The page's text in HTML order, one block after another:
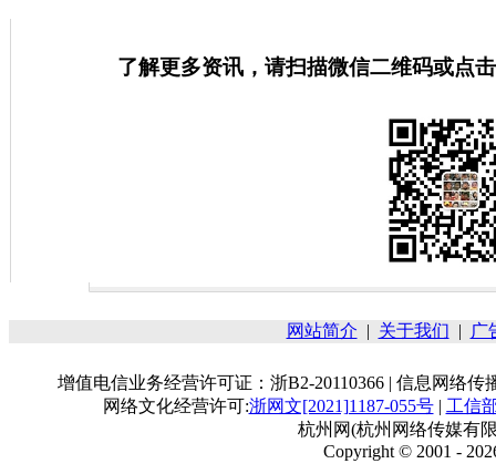
了解更多资讯，请扫描微信二维码或点击
网站简介 | 关于我们 | 广
增值电信业务经营许可证：浙B2-20110366 | 信息网络
网络文化经营许可:浙网文[2021]1187-055号| 工信
杭州网(杭州网络传媒有
Copyright © 2001 -